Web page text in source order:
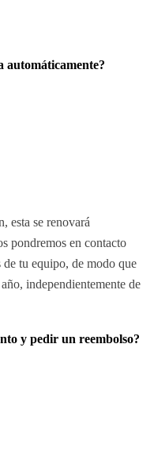
automáticamente?
esta se renovará
pondremos en contacto
de tu equipo, de modo que
independientemente de
y pedir un reembolso?